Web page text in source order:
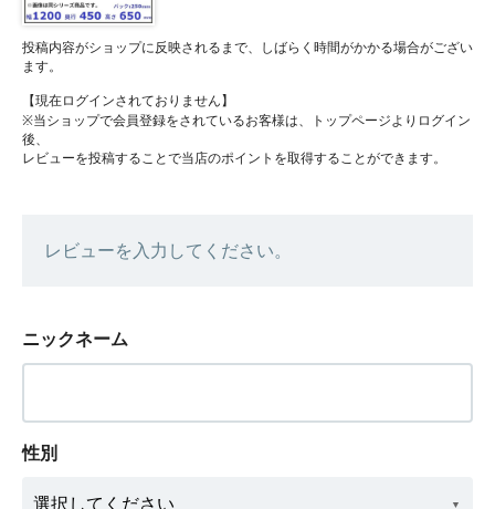
投稿内容がショップに反映されるまで、しばらく時間がかかる場合がござい
ます。
【現在ログインされておりません】
※当ショップで会員登録をされているお客様は、トップページよりログイン
後、
レビューを投稿することで当店のポイントを取得することができます。
レビューを入力してください。
ニックネーム
性別